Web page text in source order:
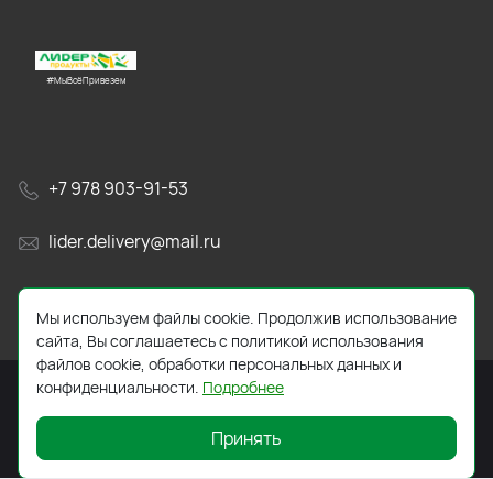
#МыВсёПривезем
+7 978 903-91-53
lider.delivery@mail.ru
просп. Генерала Острякова, 65А
2026 © Все права защищены. Работает наReadyScript
Мы используем файлы cookie. Продолжив использование
сайта, Вы соглашаетесь с политикой использования
файлов cookie, обработки персональных данных и
конфиденциальности. Подробнее
Принять